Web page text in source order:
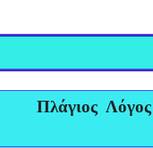
Πλάγιος Λόγος